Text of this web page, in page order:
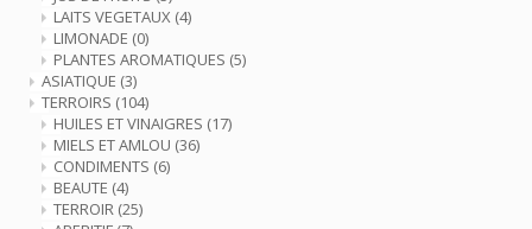
LAITS VEGETAUX (4)
LIMONADE (0)
PLANTES AROMATIQUES (5)
ASIATIQUE (3)
TERROIRS (104)
HUILES ET VINAIGRES (17)
MIELS ET AMLOU (36)
CONDIMENTS (6)
BEAUTE (4)
TERROIR (25)